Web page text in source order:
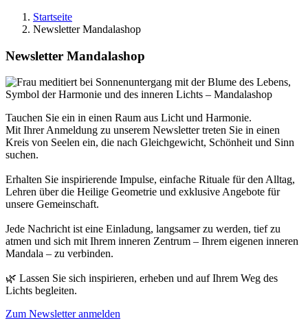
Startseite
Newsletter Mandalashop
Newsletter Mandalashop
Tauchen Sie ein in einen Raum aus Licht und Harmonie.
Mit Ihrer Anmeldung zu unserem Newsletter treten Sie in einen
Kreis von Seelen ein, die nach Gleichgewicht, Schönheit und Sinn
suchen.
Erhalten Sie inspirierende Impulse, einfache Rituale für den Alltag,
Lehren über die Heilige Geometrie und exklusive Angebote für
unsere Gemeinschaft.
Jede Nachricht ist eine Einladung, langsamer zu werden, tief zu
atmen und sich mit Ihrem inneren Zentrum – Ihrem eigenen inneren
Mandala – zu verbinden.
🌿 Lassen Sie sich inspirieren, erheben und auf Ihrem Weg des
Lichts begleiten.
Zum Newsletter anmelden